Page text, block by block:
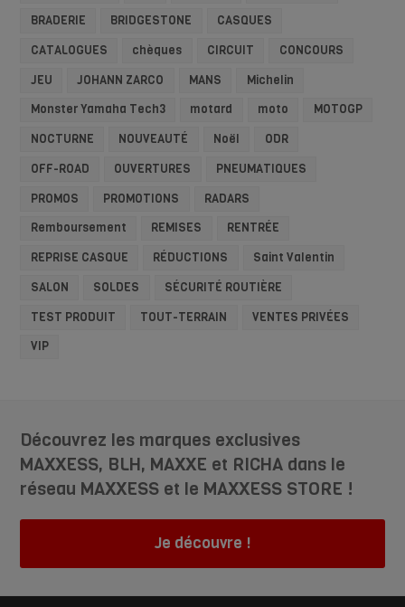
BRADERIE
BRIDGESTONE
CASQUES
CATALOGUES
chèques CIRCUIT
CONCOURS
JEU
JOHANN ZARCO MANS
Michelin
Monster Yamaha Tech3
motard moto
MOTOGP
NOCTURNE
NOUVEAUTÉ Noël
ODR
OFF-ROAD
OUVERTURES
PNEUMATIQUES
PROMOS
PROMOTIONS
RADARS
Remboursement
REMISES
RENTRÉE
REPRISE CASQUE
RÉDUCTIONS
Saint Valentin
SALON
SOLDES
SÉCURITÉ ROUTIÈRE
TEST PRODUIT
TOUT-TERRAIN
VENTES PRIVÉES
VIP
Découvrez les marques exclusives
MAXXESS, BLH, MAXXE et RICHA dans le
réseau MAXXESS et le MAXXESS STORE !
Je découvre !